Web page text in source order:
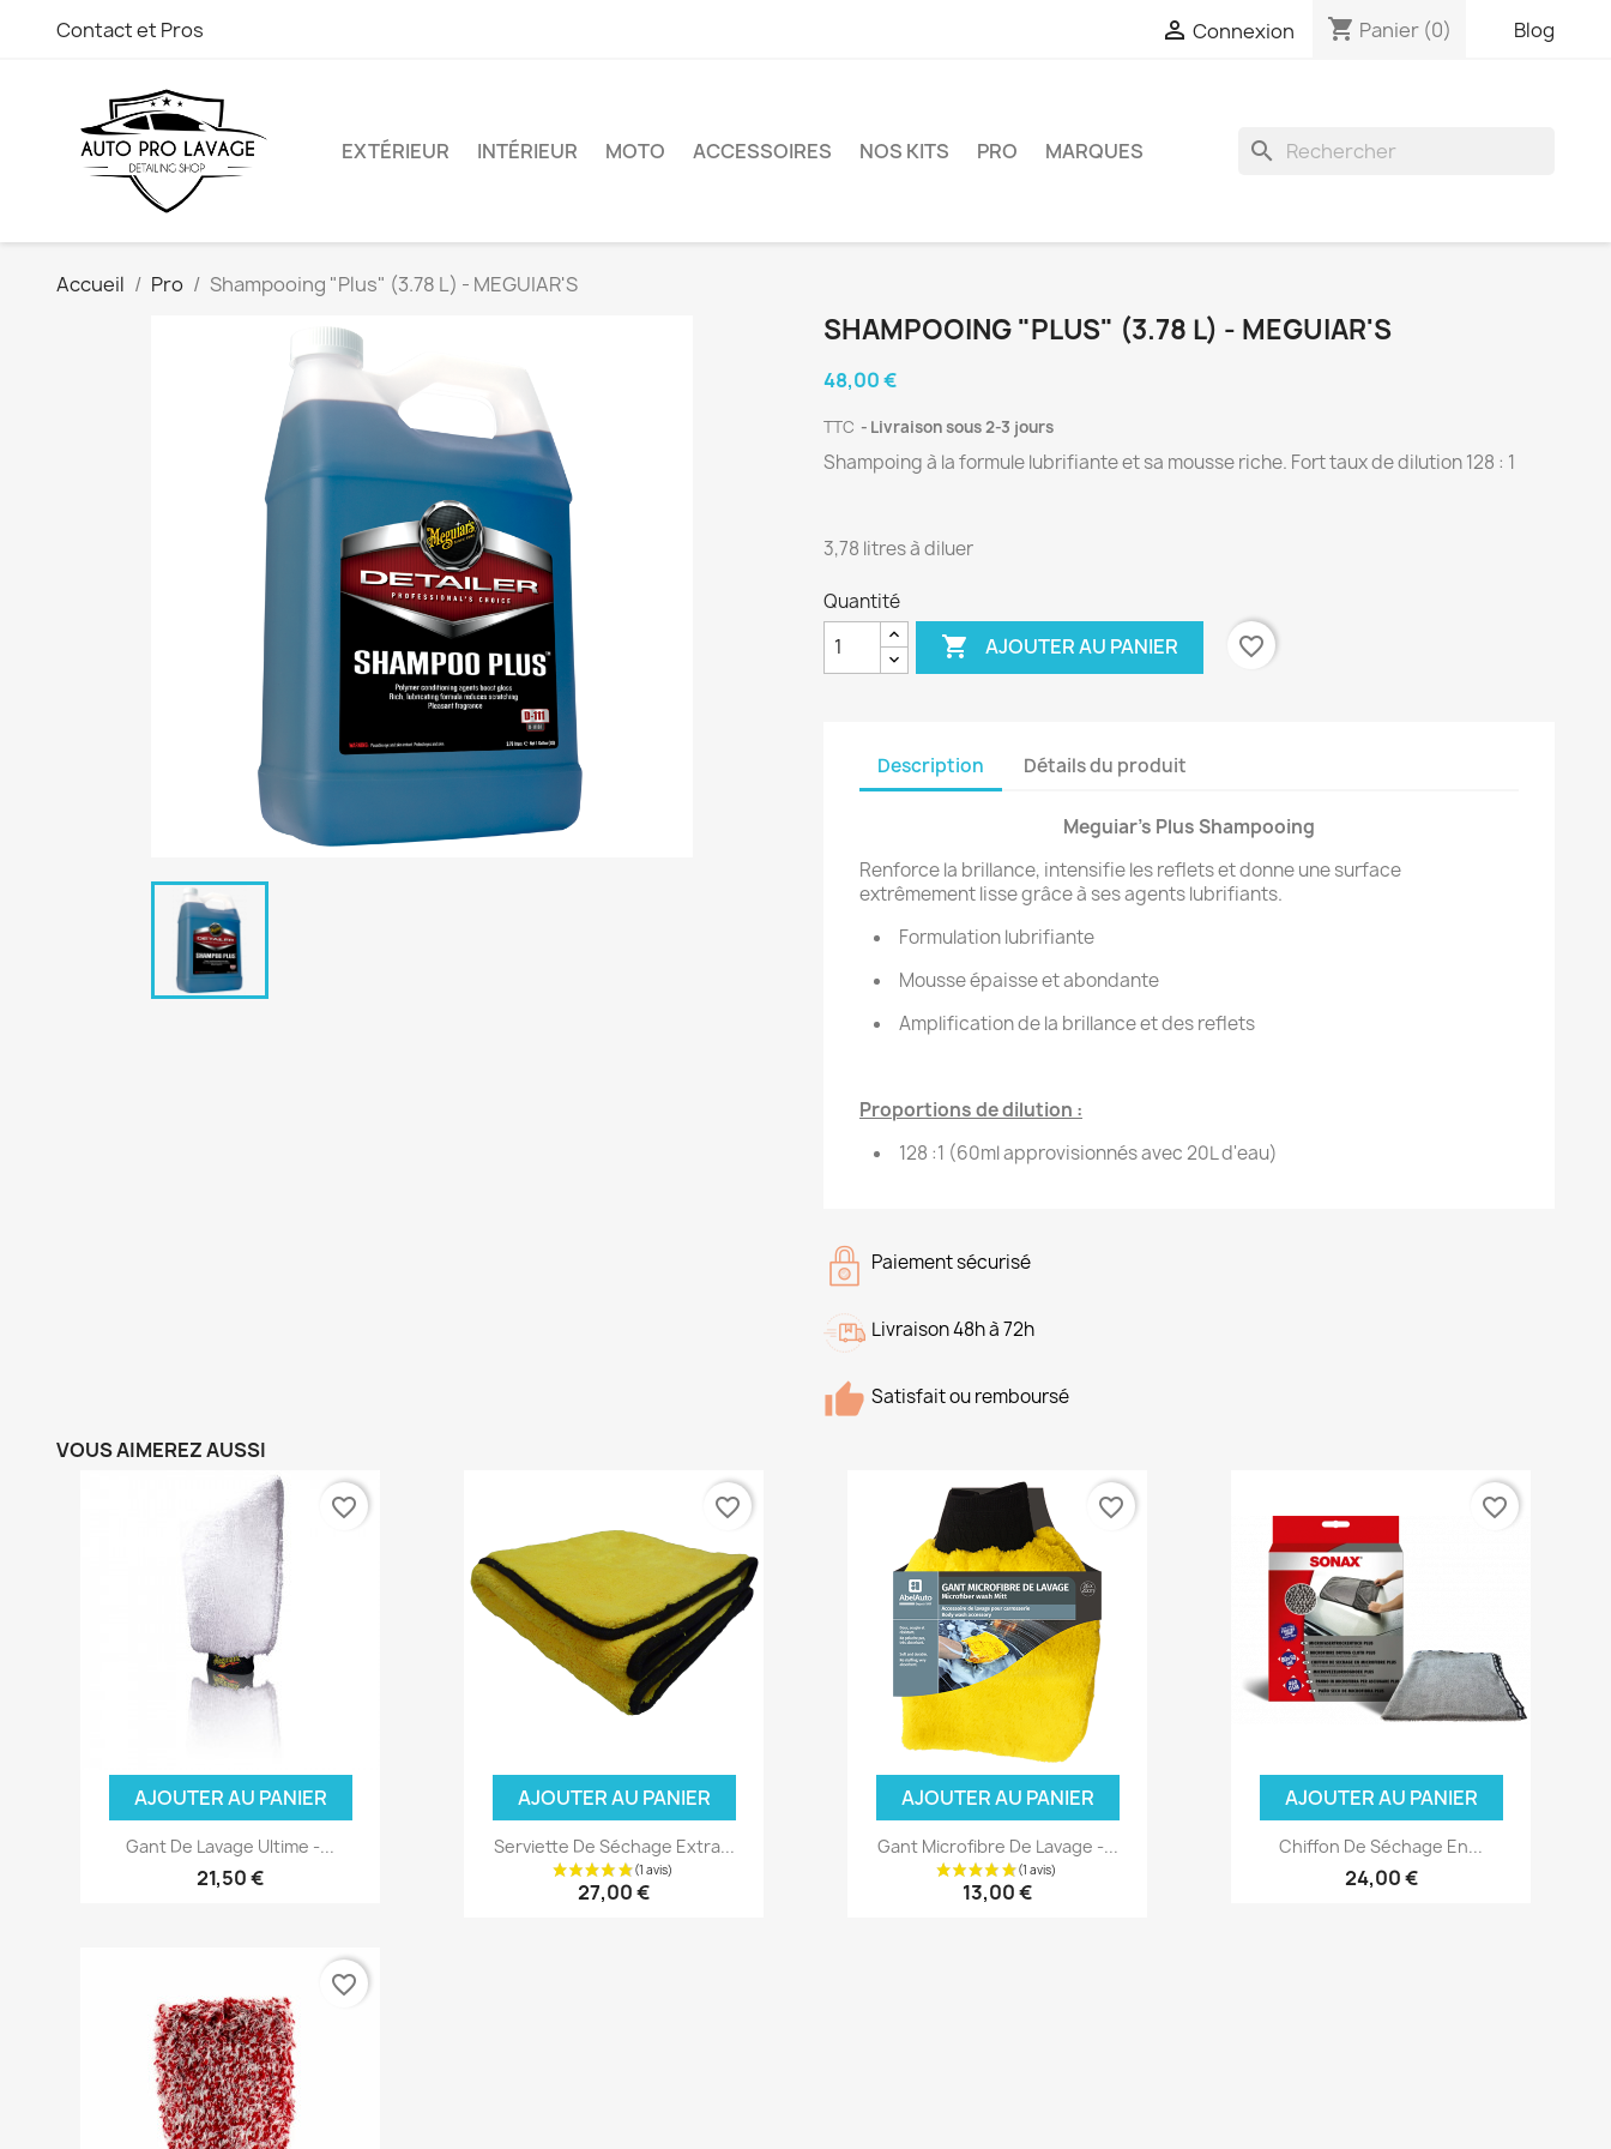
Contact et Pros  Connexion shopping_cart Panier (0) Blog
EXTÉRIEUR INTÉRIEUR MOTO ACCESSOIRES NOS KITS PRO MARQUES search
Accueil Pro Shampooing "Plus" (3.78 L) - MEGUIAR'S
SHAMPOOING "PLUS" (3.78 L) - MEGUIAR'S
48,00 €
TTC Livraison sous 2-3 jours
Shampoing à la formule lubrifiante et sa mousse riche. Fort taux de dilution 128 : 1
3,78 litres à diluer
Quantité
 AJOUTER AU PANIER favorite_border
Description Détails du produit
Meguiar's Plus Shampooing
Renforce la brillance, intensifie les reflets et donne une surface
extrêmement lisse grâce à ses agents lubrifiants.
Formulation lubrifiante
Mousse épaisse et abondante
Amplification de la brillance et des reflets
Proportions de dilution :
128 :1 (60ml approvisionnés avec 20L d'eau)
Paiement sécurisé
Livraison 48h à 72h
Satisfait ou remboursé
VOUS AIMEREZ AUSSI
AJOUTER AU PANIER
Gant De Lavage Ultime -...
21,50 €
favorite_border
AJOUTER AU PANIER
Serviette De Séchage Extra...
27,00 €
favorite_border
AJOUTER AU PANIER
Gant Microfibre De Lavage -...
13,00 €
favorite_border
AJOUTER AU PANIER
Chiffon De Séchage En...
24,00 €
favorite_border
favorite_border